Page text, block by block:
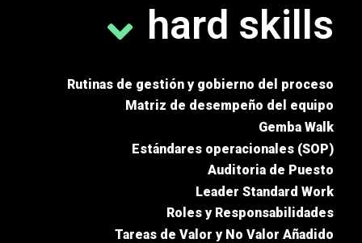
hard skills
Rutinas de gestión y gobierno del proceso
Matriz de desempeño del equipo
Gemba Walk
Estándares operacionales (SOP)
Auditoria de Puesto
Leader Standard Work
Roles y Responsabilidades
Tareas de Valor y No Valor Añadido